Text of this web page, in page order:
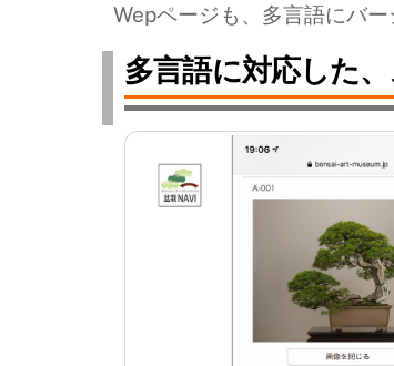
Wepページも、多言語にバ
多言語に対応した